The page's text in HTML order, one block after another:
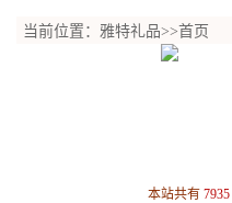
当前位置： 雅特礼品>>首页
本站共有 7935